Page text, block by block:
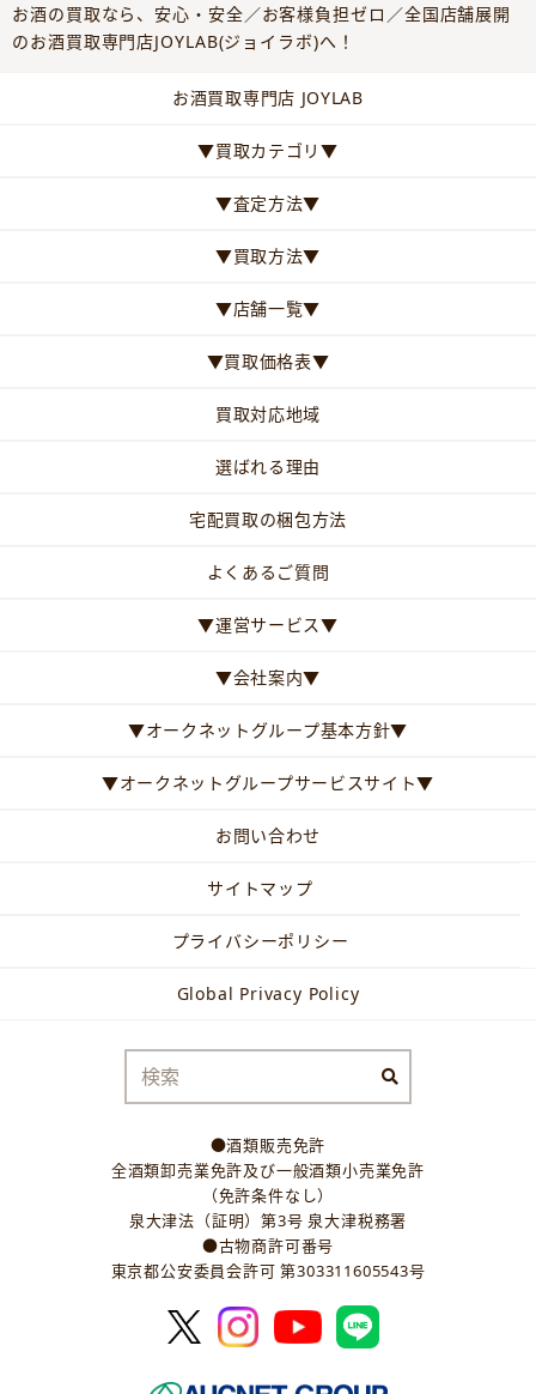
お酒の買取なら、安心・安全／お客様負担ゼロ／全国店舗展開
のお酒買取専門店JOYLAB(ジョイラボ)へ！
お酒買取専門店 JOYLAB
▼買取カテゴリ▼
▼査定方法▼
▼買取方法▼
▼店舗一覧▼
▼買取価格表▼
買取対応地域
選ばれる理由
宅配買取の梱包方法
よくあるご質問
▼運営サービス▼
▼会社案内▼
▼オークネットグループ基本方針▼
▼オークネットグループサービスサイト▼
お問い合わせ
サイトマップ
プライバシーポリシー
Global Privacy Policy
●酒類販売免許
全酒類卸売業免許及び一般酒類小売業免許
（免許条件なし）
泉大津法（証明）第3号 泉大津税務署
●古物商許可番号
東京都公安委員会許可 第303311605543号